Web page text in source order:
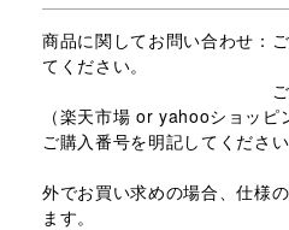
商品に関してお問い合わせ：
てください。
ご購入後→ご
（楽天市場 or yahooショッピ
ご購入番号を明記してください
※弊
外でお買い求めの場合、仕様
ます。